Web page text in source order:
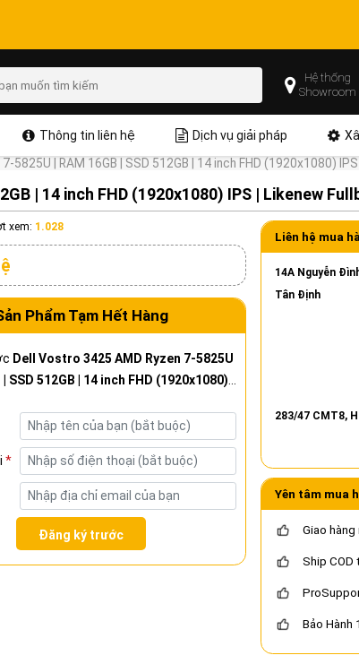
Hệ thống
Showroom
Thông tin liên hệ Dịch vụ giải pháp
5825U | RAM 16GB | SSD 512GB | 14 inch FHD (1920x1080)
| 14 inch FHD (1920x1080) IPS | Likenew
xem: 1.028
Phẩm Tạm Hết Hàng
Dell Vostro 3425 AMD Ryzen 7-5825U
| SSD 512GB | 14 inch FHD (1920x1080)
*
Đăng ký trước
Liên hệ mua
14A Nguyễn
Tân Định
283/47 CMT8,
Yên tâm mua
Giao hàng
Ship COD
Bảo Hành